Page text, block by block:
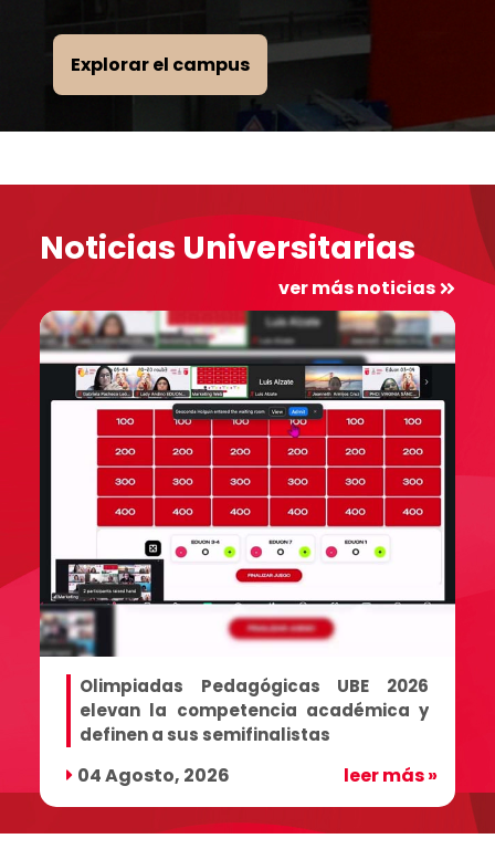
Explorar el campus
Noticias Universitarias
ver más noticias
Olimpiadas Pedagógicas UBE 2026
elevan la competencia académica y
definen a sus semifinalistas
04 Agosto, 2026 leer más »